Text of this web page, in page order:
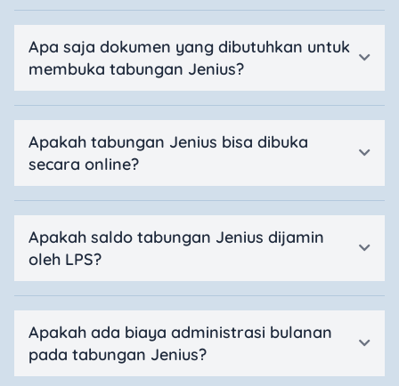
Apa saja dokumen yang dibutuhkan untuk
membuka tabungan Jenius?
Apakah tabungan Jenius bisa dibuka
secara online?
Apakah saldo tabungan Jenius dijamin
oleh LPS?
Apakah ada biaya administrasi bulanan
pada tabungan Jenius?